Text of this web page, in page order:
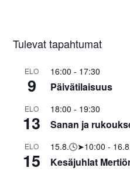
Tulevat tapahtumat
ELO
9
16:00 - 17:30
Päivätilaisuus
ELO
13
18:00 - 19:30
Sanan ja
ELO
15
15.8.🕓➤10:00 -
Kesäjuhlat